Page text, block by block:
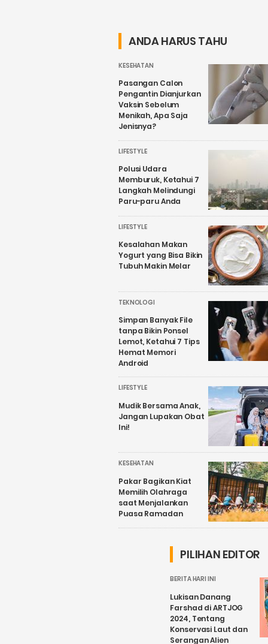
Sekadar
Wacana
ANDA HARUS TAHU
KESEHATAN
Pasangan Calon
Pengantin Dianjurkan
Vaksin Sebelum
Menikah, Apa Saja
Jenisnya?
LIFESTYLE
Polusi Udara
Memburuk, Ketahui 7
Langkah Melindungi
Paru-paru Anda
LIFESTYLE
Kesalahan Makan
Yogurt yang Bisa Bikin
Tubuh Makin Melar
TEKNOLOGI
Simpan Banyak File
tanpa Bikin Ponsel
Lemot, Ketahui 7 Tips
Hemat Memori
Android
LIFESTYLE
Mudik Bersama Anak,
Jangan Lupakan Obat
Ini!
KESEHATAN
Pakar Bagikan Kiat
Memilih Olahraga
saat Menjalankan
Puasa Ramadan
PILIHAN EDITOR
BERITA HARI INI
Lukisan Danang
Farshad di ARTJOG
2024, Tentang
Konservasi Laut dan
Serangan Alien